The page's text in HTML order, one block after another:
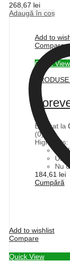
Add to
Compare
Quick View
Evaluat la
(0)
Highlights:
Nu
184,61 lei
Cumpără
268,67 lei
Adaugă în coș
Add to wishlist
Compare
Quick View